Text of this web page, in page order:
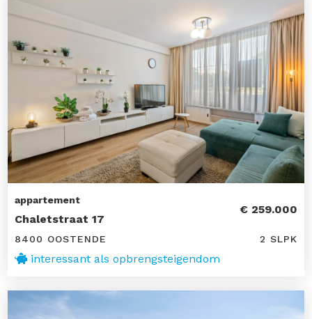
appartement
Chaletstraat 17
€ 259.000
8400 OOSTENDE 2 SLPK
interessant als opbrengsteigendom